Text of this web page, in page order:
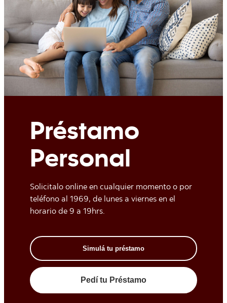
Préstamo
Personal
Solicitalo online en cualquier momento o por
teléfono al 1969, de lunes a viernes en el
horario de 9 a 19hrs.
Simulá tu préstamo
Pedí tu Préstamo